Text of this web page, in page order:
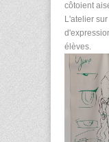
côtoient
L'atelier
élèves.